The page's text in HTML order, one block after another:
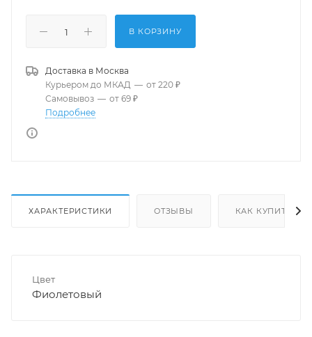
В КОРЗИНУ
Доставка в Москва
Курьером до МКАД — от 220 ₽
Самовывоз — от 69 ₽
Подробнее
ХАРАКТЕРИСТИКИ ОТЗЫВЫ КАК КУПИТЬ
Цвет
Фиолетовый